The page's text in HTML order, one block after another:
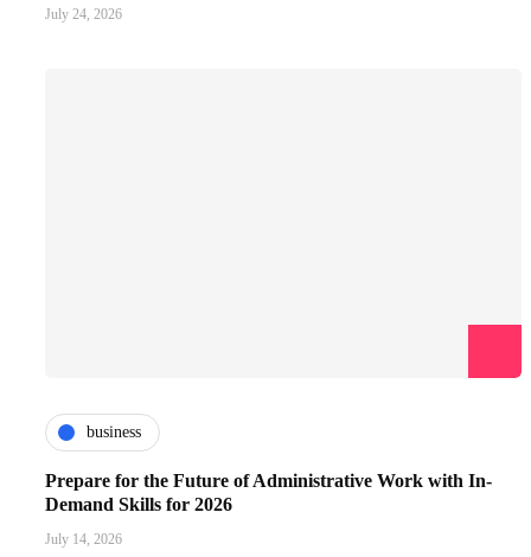
July 24, 2026
business
Prepare for the Future of Administrative Work with In-
Demand Skills for 2026
July 14, 2026